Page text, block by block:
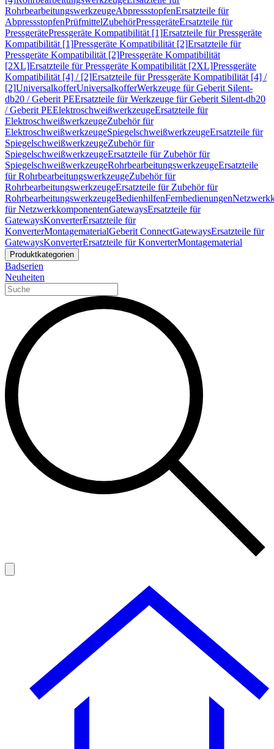
RohrbearbeitungswerkzeugeAbpressstopfenErsatzteile für
AbpressstopfenPrüfmittelZubehörPressgeräteErsatzteile für
PressgerätePressgeräte Kompatibilität [1]Ersatzteile für Pressgeräte
Kompatibilität [1]Pressgeräte Kompatibilität [2]Ersatzteile für
Pressgeräte Kompatibilität [2]Pressgeräte Kompatibilität
[2XL]Ersatzteile für Pressgeräte Kompatibilität [2XL]Pressgeräte
Kompatibilität [4] / [2]Ersatzteile für Pressgeräte Kompatibilität [4] /
[2]UniversalkofferUniversalkofferWerkzeuge für Geberit Silent-
db20 / Geberit PEErsatzteile für Werkzeuge für Geberit Silent-db20
/ Geberit PEElektroschweißwerkzeugeErsatzteile für
ElektroschweißwerkzeugeZubehör für
ElektroschweißwerkzeugeSpiegelschweißwerkzeugeErsatzteile für
SpiegelschweißwerkzeugeZubehör für
SpiegelschweißwerkzeugeErsatzteile für Zubehör für
SpiegelschweißwerkzeugeRohrbearbeitungswerkzeugeErsatzteile
für RohrbearbeitungswerkzeugeZubehör für
RohrbearbeitungswerkzeugeErsatzteile für Zubehör für
RohrbearbeitungswerkzeugeBedienhilfenFernbedienungen
für NetzwerkkomponentenGatewaysErsatzteile für
GatewaysKonverterErsatzteile für
KonverterMontagematerialGeberit ConnectGatewaysErsatzteile für
GatewaysKonverterErsatzteile für KonverterMontagematerial
Produktkategorien
Badserien
Neuheiten